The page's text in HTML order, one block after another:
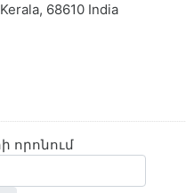
68610 India
որոնում